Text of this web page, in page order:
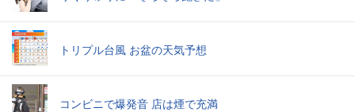
トリプル台風 お盆の天気予想
コンビニで爆発音 店は煙で充満